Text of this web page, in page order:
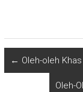
← Oleh-oleh
Oleh-